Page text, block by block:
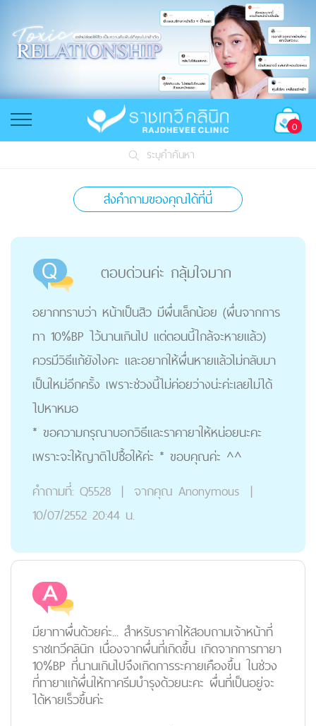
0
ระบุคำค้นหา
ส่งคำถามของคุณได้ที่นี่
ตอบด่วนค่ะ กลุ้มใจมาก
อยากทราบว่า หน้าเป็นสิว มีผื่นเล็กน้อย (ผื่นจากการ
ทา 10%BP ไว้นานเกินไป แต่ตอนนี้ใกล้จะหายแล้ว)
ควรมีวิธีแก้ยังไงคะ และอยากให้ผื่นหายแล้วไม่กลับมา
เป็นใหม่อีกครั้ง เพราะช่วงนี้ไม่ค่อยว่างน่ะค่ะเลยไม่ได้
ไปหาหมอ
* ขอความกรุณาบอกวิธีและราคายาให้หน่อยนะคะ
เพราะจะให้ญาติไปซื้อให้ค่ะ * ขอบคุณค่ะ ^^
คำถามที่: Q5528 | จากคุณ Anonymous |
10/07/2552 20:44 น.
มียาทาผื่นด้วยค่ะ... สำหรับราคาให้สอบถามเจ้าหน้าที่
ราชเทวีคลินิก เนื่องจากผื่นที่เกิดขึ้น เกิดจากการทายา
10%BP ที่นานเกินไปจึงเกิดการระคายเคืองขึ้น ในช่วง
ที่ทายาแก้ผื่นให้ทาครีมบำรุงด้วยนะคะ ผื่นที่เป็นอยู่จะ
ได้หายเร็วขึ้นค่ะ